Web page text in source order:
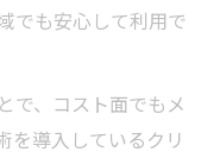
でも安心して利用で
で、コスト面でもメ
を導入しているクリ